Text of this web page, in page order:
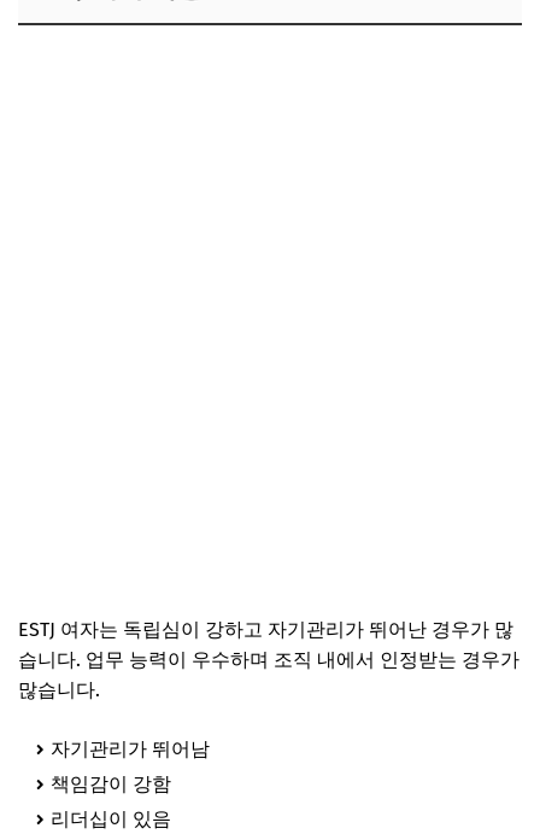
ESTJ 여자는 독립심이 강하고 자기관리가 뛰어난 경우가 많
습니다. 업무 능력이 우수하며 조직 내에서 인정받는 경우가
많습니다.
자기관리가 뛰어남
책임감이 강함
리더십이 있음